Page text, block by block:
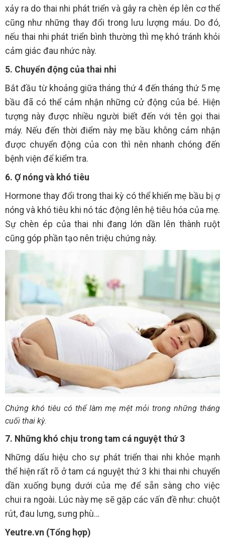
xảy ra do thai nhi phát triển và gây ra chèn ép lên cơ thể
cũng như những thay đổi trong lưu lượng máu. Do đó,
nếu thai nhi phát triển bình thường thì mẹ khó tránh khỏi
cảm giác đau nhức này.
5. Chuyển động của thai nhi
Bắt đầu từ khoảng giữa tháng thứ 4 đến tháng thứ 5 mẹ
bầu đã có thể cảm nhận những cử động của bé. Hiện
tượng này được nhiều người biết đến với tên gọi thai
máy. Nếu đến thời điểm này mẹ bầu không cảm nhận
được chuyển động của con thì nên nhanh chóng đến
bệnh viện để kiểm tra.
6. Ợ nóng và khó tiêu
Hormone thay đổi trong thai kỳ có thể khiến mẹ bầu bị ợ
nóng và khó tiêu khi nó tác động lên hệ tiêu hóa của mẹ.
Sự chèn ép của thai nhi đang lớn dần lên thành ruột
cũng góp phần tạo nên triệu chứng này.
Chứng khó tiêu có thể làm mẹ mệt mỏi trong những tháng
cuối thai kỳ.
7. Những khó chịu trong tam cá nguyệt thứ 3
Những dấu hiệu cho sự phát triển thai nhi khỏe mạnh
thể hiện rất rõ ở tam cá nguyệt thứ 3 khi thai nhi chuyển
dần xuống bụng dưới của mẹ để sẵn sàng cho việc
chui ra ngoài. Lúc này mẹ sẽ gặp các vấn đề như: chuột
rút, đau lưng, sưng phù…
Yeutre.vn (Tổng hợp)